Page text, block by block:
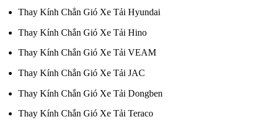
Thay Kính Chắn Gió Xe Tải Hyundai
Thay Kính Chắn Gió Xe Tải Hino
Thay Kính Chắn Gió Xe Tải VEAM
Thay Kính Chắn Gió Xe Tải JAC
Thay Kính Chắn Gió Xe Tải Dongben
Thay Kính Chắn Gió Xe Tải Teraco